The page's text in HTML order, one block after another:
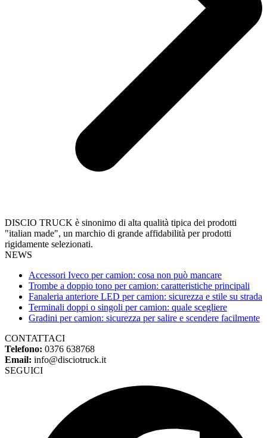
DISCIO TRUCK è sinonimo di alta qualità tipica dei prodotti
"italian made", un marchio di grande affidabilità per prodotti
rigidamente selezionati.
NEWS
Accessori Iveco per camion: cosa non può mancare
Trombe a doppio tono per camion: caratteristiche principali
Fanaleria anteriore LED per camion: sicurezza e stile su strada
Terminali doppi o singoli per camion: quale scegliere
Gradini per camion: sicurezza per salire e scendere facilmente
CONTATTACI
Telefono: 0376 638768
Email: info@disciotruck.it
SEGUICI